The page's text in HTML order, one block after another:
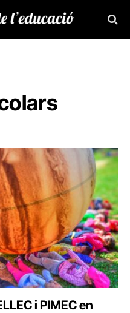
i PIMEC en